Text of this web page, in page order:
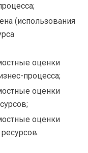
;
(использования
оценки
процесса;
оценки
оценки